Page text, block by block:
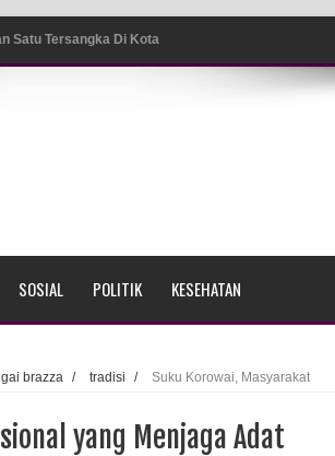
Satu Tersangka Di Kota
Final Piala Dunia 2026 di
SOSIAL POLITIK KESEHATAN
brazza / tradisi /
Suku Korowai, Masyarakat
yang Menjaga Adat